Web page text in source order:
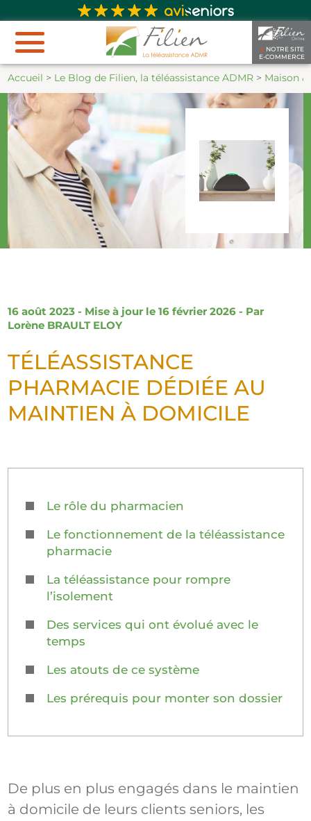
► NOTRE SITE
E-COMMERCE
Accueil > Le Blog de Filien, la téléassistance ADMR > Maison
16 août 2023 - Mise à jour le 16 février 2026 - Par
Lorène BRAULT ELOY
TÉLÉASSISTANCE
PHARMACIE DÉDIÉE AU
MAINTIEN À DOMICILE
Le rôle du pharmacien
Le fonctionnement de la téléassistance
pharmacie
La téléassistance pour rompre
l’isolement
Des services qui ont évolué avec le
temps
Les atouts de ce système
Les prérequis pour monter son dossier
De plus en plus engagés dans le maintien
à domicile de leurs clients seniors, les